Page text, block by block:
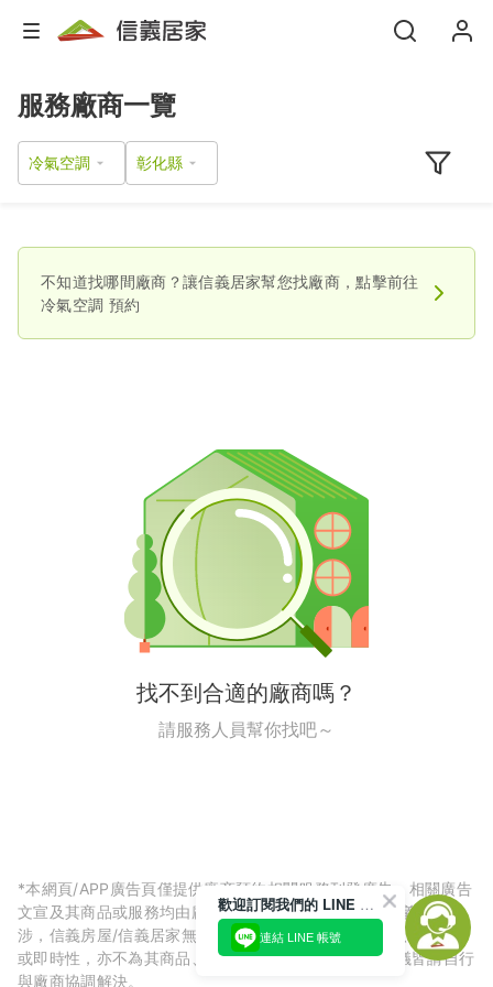
服務廠商一覽
冷氣空調
不知道找哪間廠商？讓信義居家幫您找廠商，點擊前往
冷氣空調 預約
找不到合適的廠商嗎？
請服務人員幫你找吧～
*本網頁/APP廣告頁僅提供廠商預約相關服務刊登廣告，相關廣告
文宣及其商品或服務均由廠商自行提供，與信義房屋/信義居家無
涉，信義房屋/信義居家無法擔保廠商廣告內容的正確性、可信度
或即時性，亦不為其商品、服務品質負責，所生任何爭議皆請自行
與廠商協調解決。
歡迎訂閱我們的 LINE 官方帳號
連結 LINE 帳號